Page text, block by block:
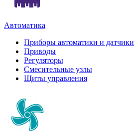
Автоматика
Приборы автоматики и датчики
Приводы
Регуляторы
Смесительные узлы
Щиты управления